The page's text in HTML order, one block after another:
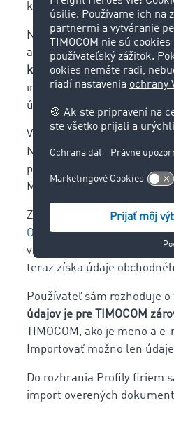
kvalita kmeňových dát.
Najmä pri údržbe údajov
aktívne neoznamujú
ktorú tak pre seba
informácie v reálnom čase
úľavu - a súčasne aj
Vďaka novému rozhraniu
Napríklad, keď spoločnosť
priestoru. Na prenos
Marketplace stačí
Z pohľadu Thomasa
Objednávky. Objednávku je
v systéme riadenia dopravy
teraz získa údaje
Používateľ sám rozhoduje
údajov je pre TIMOCOM
TIMOCOM, ako je meno a
Importovať možno len
Do rozhrania Profily firiem
import overených